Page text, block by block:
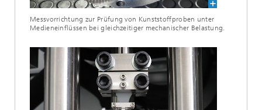
Messvorrichtung zur Prüfung von Kunststoffproben unter
Medieneinflüssen bei gleichzeitiger mechanischer Belastung.